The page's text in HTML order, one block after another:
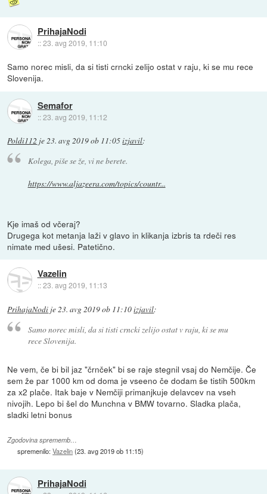
PrihajaNodi
::23. avg 2019, 11:10
Samo norec misli, da si tisti crncki zelijo ostat v raju, ki se mu rece
Slovenija.
Semafor
::23. avg 2019, 11:12
Poldi112 je23. avg 2019 ob 11:05izjavil:
Kolega, piše se že, vi ne berete.
https://www.aljazeera.com/topics/countr...
Kje imaš od včeraj?
Drugega kot metanja laži v glavo in klikanja izbris ta rdeči res
nimate med ušesi. Patetično.
Vazelin
::23. avg 2019, 11:13
PrihajaNodi je23. avg 2019 ob 11:10izjavil:
Samo norec misli, da si tisti crncki zelijo ostat v raju, ki se mu
rece Slovenija.
Ne vem, če bi bil jaz "črnček" bi se raje stegnil vsaj do Nemčije. Če
sem že par 1000 km od doma je vseeno če dodam še tistih 500km
za x2 plače. Itak baje v Nemčiji primanjkuje delavcev na vseh
nivojih. Lepo bi šel do Munchna v BMW tovarno. Sladka plača,
sladki letni bonus
Zgodovina sprememb…
spremenilo:Vazelin(23. avg 2019 ob 11:15)
PrihajaNodi